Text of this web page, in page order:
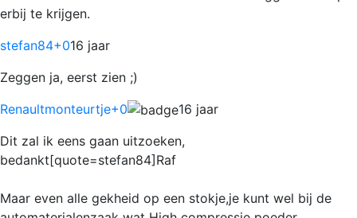
erbij te krijgen.
stefan84+016 jaar
Zeggen ja, eerst zien ;)
Renaultmonteurtje+0
16 jaar
Dit zal ik eens gaan uitzoeken,
bedankt[quote=stefan84]Raf
Maar even alle gekheid op een stokje,je kunt wel bij de